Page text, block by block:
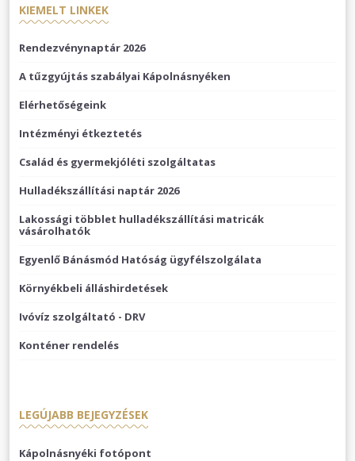
KIEMELT LINKEK
Rendezvénynaptár 2026
A tűzgyújtás szabályai Kápolnásnyéken
Elérhetőségeink
Intézményi étkeztetés
Család és gyermekjóléti szolgáltatas
Hulladékszállítási naptár 2026
Lakossági többlet hulladékszállítási matricák
vásárolhatók
Egyenlő Bánásmód Hatóság ügyfélszolgálata
Környékbeli álláshirdetések
Ivóvíz szolgáltató - DRV
Konténer rendelés
LEGÚJABB BEJEGYZÉSEK
Kápolnásnyéki fotópont